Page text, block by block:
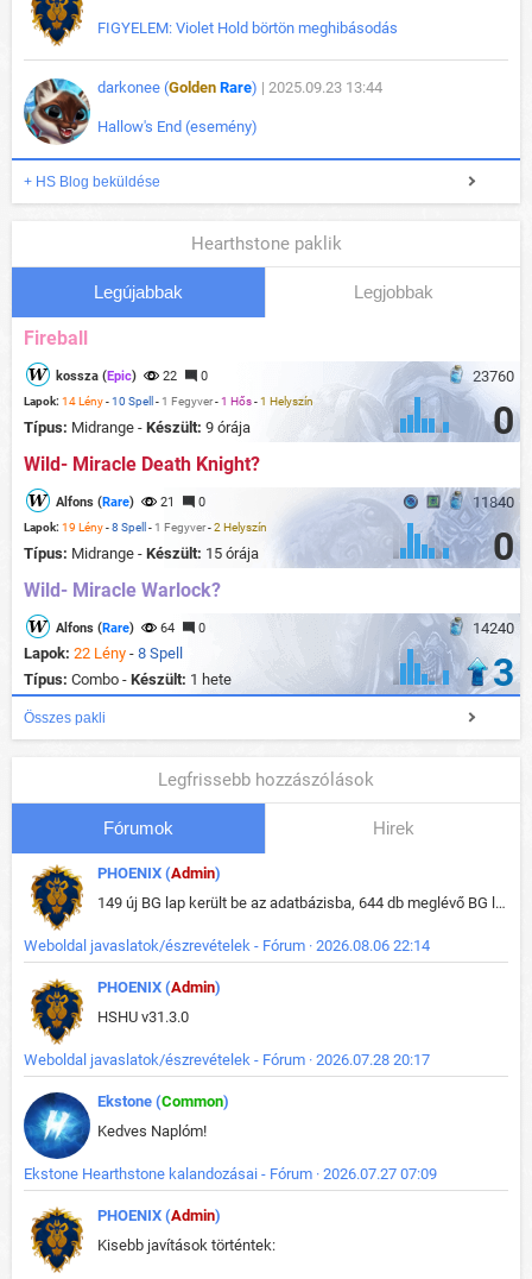
FIGYELEM: Violet Hold börtön meghibásodás
darkonee (Golden Rare) | 2025.09.23 13:44
Hallow's End (esemény)
+ HS Blog beküldése
Hearthstone paklik
Legújabbak Legjobbak
Fireball
23760
kossza (Epic) 22 0
Lapok: 14 Lény-10 Spell - 1 Fegyver-1 Hős-1 Helyszín
Típus: Midrange - Készült: 9 órája 0
Wild- Miracle Death Knight?
11840
Alfons (Rare) 21 0
Lapok: 19 Lény-8 Spell - 1 Fegyver-2 Helyszín
Típus: Midrange - Készült: 15 órája 0
Wild- Miracle Warlock?
14240
Alfons (Rare) 64 0
Lapok: 22 Lény - 8 Spell
Típus: Combo - Készült: 1 hete 3
Összes pakli
Legfrissebb hozzászólások
Fórumok Hirek
PHOENIX (Admin)
149 új BG lap került be az adatbázisba, 644 db meglévő BG lap módosult, bekerültek az új képek a megváltozott lapokhoz is.
Weboldal javaslatok/észrevételek - Fórum · 2026.08.06 22:14
PHOENIX (Admin)
HSHU v31.3.0
Weboldal javaslatok/észrevételek - Fórum · 2026.07.28 20:17
Ekstone (Common)
Kedves Naplóm!
Ekstone Hearthstone kalandozásai - Fórum · 2026.07.27 07:09
PHOENIX (Admin)
Kisebb javítások történtek: